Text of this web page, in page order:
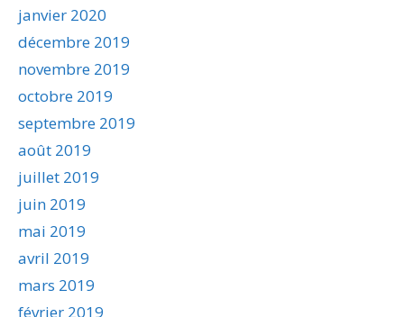
janvier 2020
décembre 2019
novembre 2019
octobre 2019
septembre 2019
août 2019
juillet 2019
juin 2019
mai 2019
avril 2019
mars 2019
février 2019